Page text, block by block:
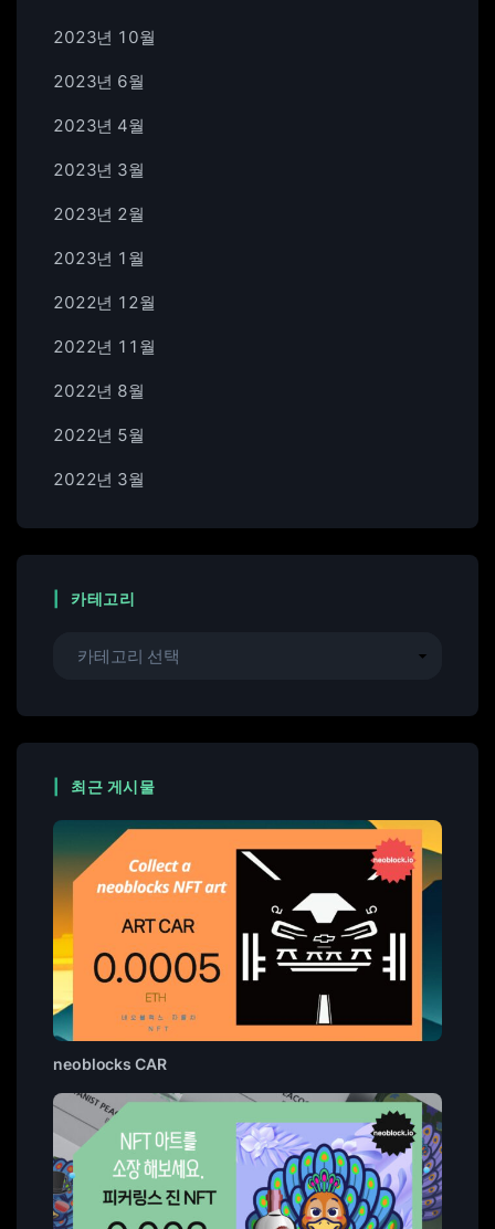
2023년 10월
2023년 6월
2023년 4월
2023년 3월
2023년 2월
2023년 1월
2022년 12월
2022년 11월
2022년 8월
2022년 5월
2022년 3월
카테고리
최근 게시물
neoblocks CAR